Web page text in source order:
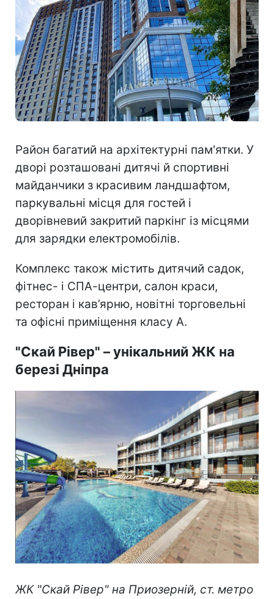
Район багатий на архітектурні пам'ятки. У
дворі розташовані дитячі й спортивні
майданчики з красивим ландшафтом,
паркувальні місця для гостей і
дворівневий закритий паркінг із місцями
для зарядки електромобілів.
Комплекс також містить дитячий садок,
фітнес- і СПА-центри, салон краси,
ресторан і кав’ярню, новітні торговельні
та офісні приміщення класу А.
"Скай Рівер" – унікальний ЖК на
березі Дніпра
ЖК "Скай Рівер" на Приозерній, ст. метро